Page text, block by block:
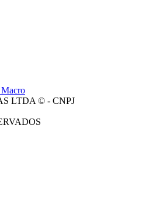
LTDA © - CNPJ